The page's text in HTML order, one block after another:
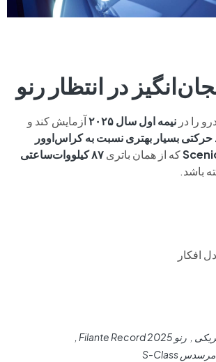
در انتظار رنو
را در نیمه اول سال ۲۰۲۵
آزمایش کند و
حرکتی بسیار بهتری نسبت به کراس‌اوور
که از همان باتری۸۷ کیلووات‌ساعتی
باشد.
افکار
رنو Filante Record 2025
مرسدس S-Class